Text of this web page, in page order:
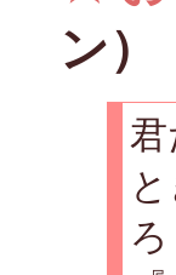
ン）
ろ